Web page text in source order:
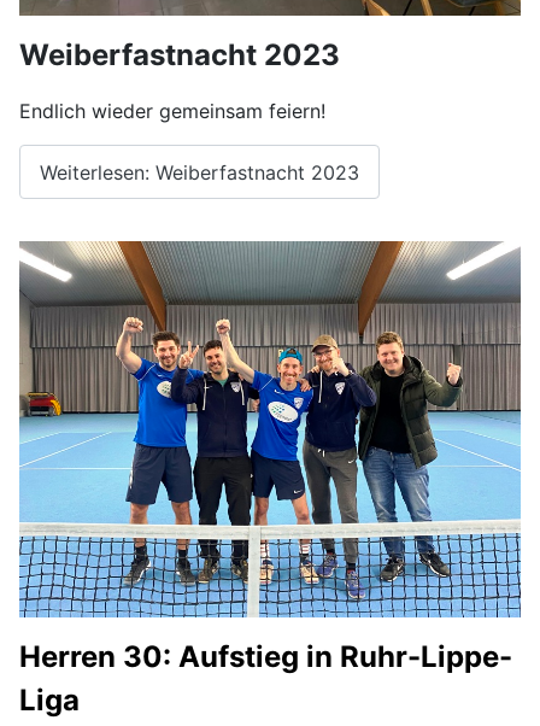
Weiberfastnacht 2023
Endlich wieder gemeinsam feiern!
Weiterlesen: Weiberfastnacht 2023
Herren 30: Aufstieg in Ruhr-Lippe-
Liga